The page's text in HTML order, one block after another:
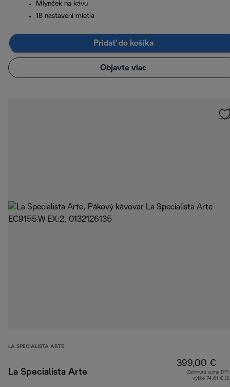
Mlynček na kávu
18 nastavení mletia
Pridať do košíka
Objavte viac
LA SPECIALISTA ARTE
La Specialista Arte
399,00 €
Zahrnutá suma
výške 74,61 €